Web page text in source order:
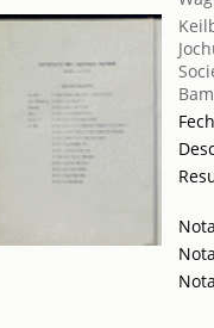
Nota
Nota
Nota